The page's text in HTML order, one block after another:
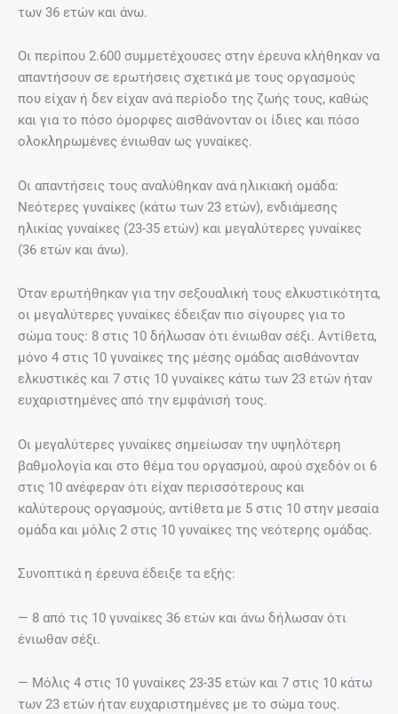
των 36 ετών και άνω.
Οι περίπου 2.600 συμμετέχουσες στην έρευνα κλήθηκαν να
απαντήσουν σε ερωτήσεις σχετικά με τους οργασμούς
που είχαν ή δεν είχαν ανά περίοδο της ζωής τους, καθώς
και για το πόσο όμορφες αισθάνονταν οι ίδιες και πόσο
ολοκληρωμένες ένιωθαν ως γυναίκες.
Οι απαντήσεις τους αναλύθηκαν ανά ηλικιακή ομάδα:
Νεότερες γυναίκες (κάτω των 23 ετών), ενδιάμεσης
ηλικίας γυναίκες (23-35 ετών) και μεγαλύτερες γυναίκες
(36 ετών και άνω).
Όταν ερωτήθηκαν για την σεξουαλική τους ελκυστικότητα,
οι μεγαλύτερες γυναίκες έδειξαν πιο σίγουρες για το
σώμα τους: 8 στις 10 δήλωσαν ότι ένιωθαν σέξι. Αντίθετα,
μόνο 4 στις 10 γυναίκες της μέσης ομάδας αισθάνονταν
ελκυστικές και 7 στις 10 γυναίκες κάτω των 23 ετών ήταν
ευχαριστημένες από την εμφάνισή τους.
Οι μεγαλύτερες γυναίκες σημείωσαν την υψηλότερη
βαθμολογία και στο θέμα του οργασμού, αφού σχεδόν οι 6
στις 10 ανέφεραν ότι είχαν περισσότερους και
καλύτερους οργασμούς, αντίθετα με 5 στις 10 στην μεσαία
ομάδα και μόλις 2 στις 10 γυναίκες της νεότερης ομάδας.
Συνοπτικά η έρευνα έδειξε τα εξής:
— 8 από τις 10 γυναίκες 36 ετών και άνω δήλωσαν ότι
ένιωθαν σέξι.
— Μόλις 4 στις 10 γυναίκες 23-35 ετών και 7 στις 10 κάτω
των 23 ετών ήταν ευχαριστημένες με το σώμα τους.